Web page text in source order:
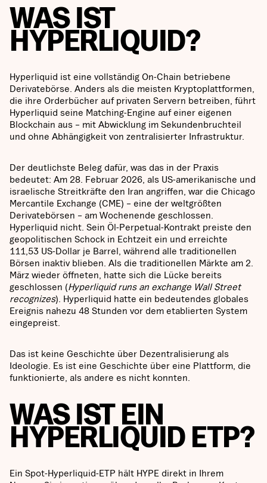
WAS IST
HYPERLIQUID?
Hyperliquid ist eine vollständig On-Chain betriebene
Derivatebörse. Anders als die meisten Kryptoplattformen,
die ihre Orderbücher auf privaten Servern betreiben, führt
Hyperliquid seine Matching-Engine auf einer eigenen
Blockchain aus – mit Abwicklung im Sekundenbruchteil
und ohne Abhängigkeit von zentralisierter Infrastruktur.
Der deutlichste Beleg dafür, was das in der Praxis
bedeutet: Am 28. Februar 2026, als US-amerikanische und
israelische Streitkräfte den Iran angriffen, war die Chicago
Mercantile Exchange (CME) – eine der weltgrößten
Derivatebörsen – am Wochenende geschlossen.
Hyperliquid nicht. Sein Öl-Perpetual-Kontrakt preiste den
geopolitischen Schock in Echtzeit ein und erreichte
111,53 US-Dollar je Barrel, während alle traditionellen
Börsen inaktiv blieben. Als die traditionellen Märkte am 2.
März wieder öffneten, hatte sich die Lücke bereits
geschlossen (Hyperliquid runs an exchange Wall Street
recognizes). Hyperliquid hatte ein bedeutendes globales
Ereignis nahezu 48 Stunden vor dem etablierten System
eingepreist.
Das ist keine Geschichte über Dezentralisierung als
Ideologie. Es ist eine Geschichte über eine Plattform, die
funktionierte, als andere es nicht konnten.
WAS IST EIN
HYPERLIQUID ETP?
Ein Spot-Hyperliquid-ETP hält HYPE direkt in Ihrem